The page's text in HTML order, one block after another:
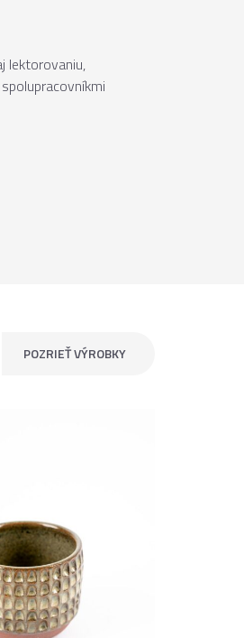
lektorovaniu,
POZRIEŤ VÝROBKY